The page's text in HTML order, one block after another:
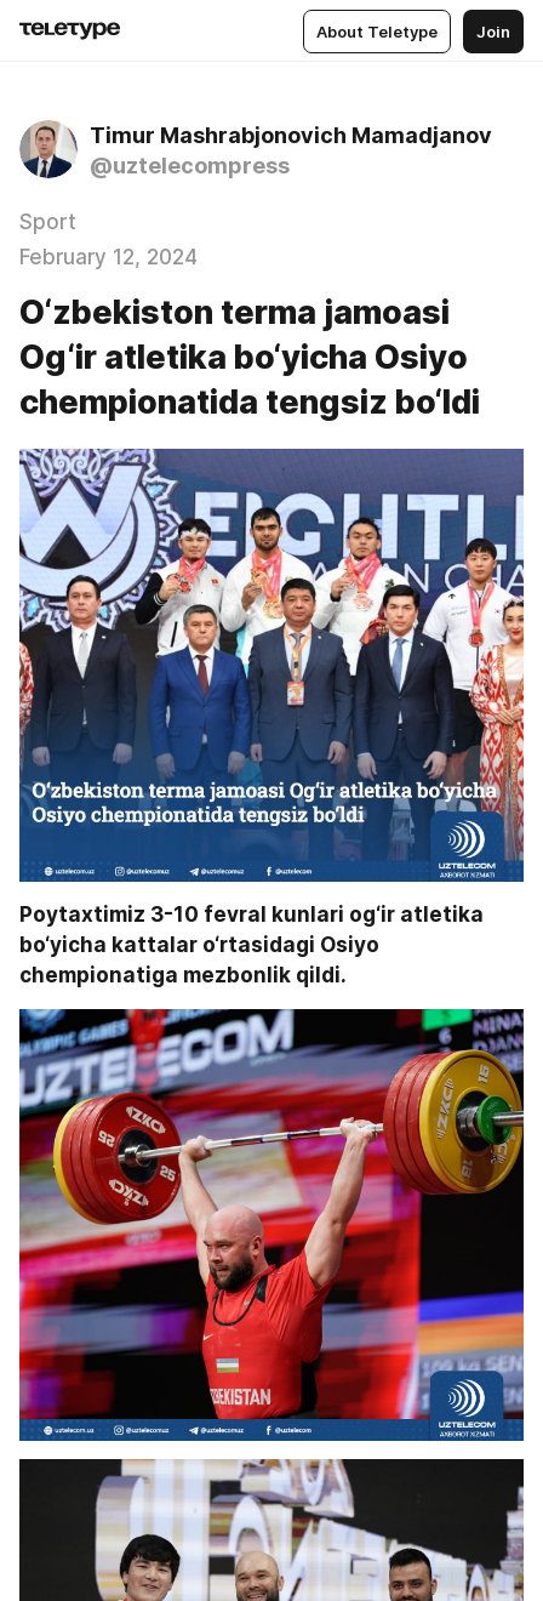
About Teletype Join
Timur Mashrabjonovich Mamadjanov
@uztelecompress
Sport
February 12, 2024
O‘zbekiston terma jamoasi
Og‘ir atletika bo‘yicha Osiyo
chempionatida tengsiz bo‘ldi
Poytaxtimiz 3-10 fevral kunlari og‘ir atletika
bo‘yicha kattalar o‘rtasidagi Osiyo
chempionatiga mezbonlik qildi.